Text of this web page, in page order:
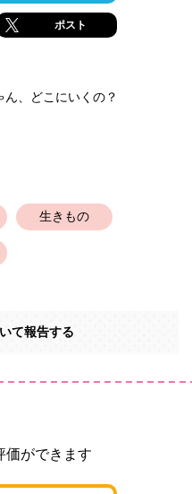
ポスト
、どこにいくの？
生きもの
て報告する
価ができます